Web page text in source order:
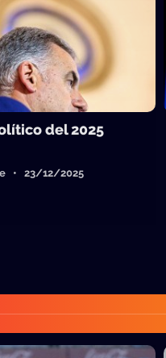
del 2025
• 23/12/2025